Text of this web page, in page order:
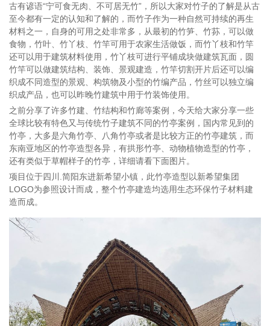
古有谚语“宁可食无肉、不可居无竹”，所以大家对竹子的了解是从古
至今都有一定的认知和了解的，而竹子作为一种自然可持续的再生
材料之一，自身的可用之处非常多，从最初的竹笋、竹荪，可以做
食物，竹叶、竹丫枝、竹竿可用于农家生活做饭，而竹丫枝和竹竿
还可以用于建筑材料使用，竹丫枝可进行平铺成块做建筑瓦面，圆
竹竿可以做建筑结构、装饰、景观建造，竹竿切割开片后还可以编
织成不同造型的景观、构筑物及小型的竹编产品，竹丝可以独立编
织成产品，也可以昨晚竹建筑中用于竹装饰使用。
之前分享了许多竹建、竹结构和竹廊等案例，今天给大家分享一些
全球比较有特色又与传统竹子建筑不同的竹亭案例，国内常见到的
竹亭，大多是六角竹亭、八角竹亭或者是比较方正的竹亭建筑，而
东南亚地区的竹亭造型各异，有拱形竹亭、动物植物造型的竹亭，
还有类似于草帽样子的竹亭，详细请看下面图片。
项目位于四川.简阳东进新希望小镇，此竹亭造型以新希望集团
LOGO为参照设计而成，整个竹亭建造均选用生态环保竹子材料建
造而成。